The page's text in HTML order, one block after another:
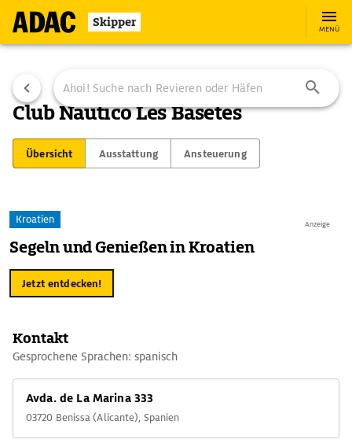
Skipper MENÜ
Club Náutico Les Basetes
Übersicht Ausstattung Ansteuerung
Anzeige
Kroatien
Segeln und Genießen in Kroatien
Jetzt entdecken!
Kontakt
Gesprochene Sprachen: spanisch
Avda. de La Marina 333
03720 Benissa (Alicante), Spanien